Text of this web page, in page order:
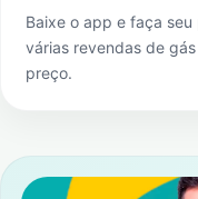
Baixe o app e faça
várias revendas de
preço.